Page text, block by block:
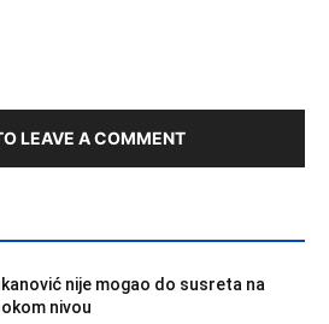
LEAVE A COMMENT
nije mogao do susreta na
nivou